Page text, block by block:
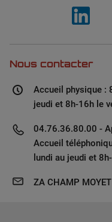
Nous contacter
Accueil physique :
jeudi et 8h-16h le
04.76.36.80.00 -
Accueil
lundi au jeudi et
ZA CHAMP